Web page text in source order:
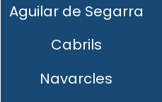
Aguilar de Segarra
Cabrils
Navarcles